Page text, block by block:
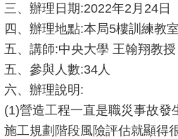
三、辦理日期:2022年2月24日
四、辦理地點:本局5樓訓練教室
五、講師:中央大學 王翰翔教授
五、參與人數:34人
六、辦理說明:
(1)營造工程一直是職災事故發
施工規劃階段風險評估就顯得